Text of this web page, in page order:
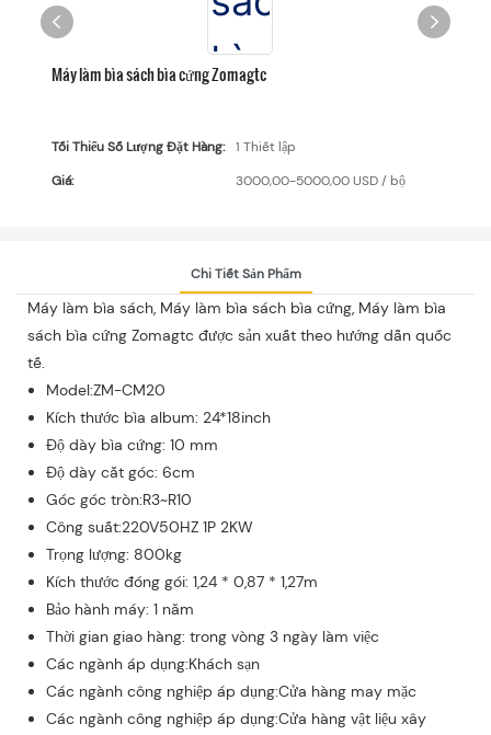
Máy làm bìa sách bìa cứng Zomagtc
Tối Thiểu Số Lượng Đặt Hàng:
1 Thiết lập
Giá:
3000,00-5000,00 USD / bộ
Chi Tiết Sản Phẩm
Máy làm bìa sách, Máy làm bìa sách bìa cứng, Máy làm bìa
sách bìa cứng Zomagtc được sản xuất theo hướng dẫn quốc
tế.
Model:ZM-CM20
Kích thước bìa album: 24*18inch
Độ dày bìa cứng: 10 mm
Độ dày cắt góc: 6cm
Góc góc tròn:R3~R10
Công suất:220V50HZ 1P 2KW
Trọng lượng: 800kg
Kích thước đóng gói: 1,24 * 0,87 * 1,27m
Bảo hành máy: 1 năm
Thời gian giao hàng: trong vòng 3 ngày làm việc
Các ngành áp dụng:Khách sạn
Các ngành công nghiệp áp dụng:Cửa hàng may mặc
Các ngành công nghiệp áp dụng:Cửa hàng vật liệu xây